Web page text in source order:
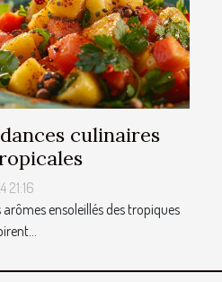
culinaires
21:16
ensoleillés des tropiques